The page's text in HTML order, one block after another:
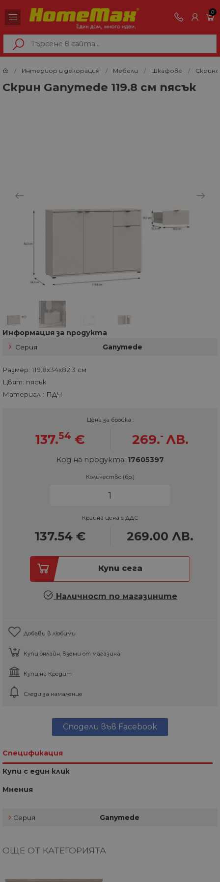
0
Интериор и декорация Мебели Шкафове
Скрин Ganymede 119.8 см пясък
Информация за продукта
Серия Ganymede
Размер: 119.8х34х82.3 см
Цвят: пясък
Материал : ПДЧ
Цена за бройка :
137.54 € 269.- ЛВ.
Код на продукта: 17605397
Количество (бр.)
Крайна цена с ДДС
137.54 € 269.00 ЛВ.
Купи сега
Наличност по магазините
Добави в любими
Купи онлайн, вземи от магазина
Купи на Кредит
Следи за намаление
Сподели във Facebook
Спецификация
Купи с един клик
Мнения
Серия Ganymede
ОЩЕ ОТ КАТЕГОРИЯТА